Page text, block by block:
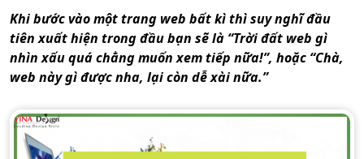
Khi bước vào một trang web bất kì thì suy nghĩ đầu
tiên xuất hiện trong đầu bạn sẽ là “Trời đất web gì
nhìn xấu quá chẳng muốn xem tiếp nữa!”, hoặc “Chà,
web này gì được nha, lại còn dễ xài nữa.”